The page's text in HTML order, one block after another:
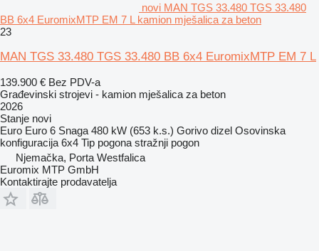
novi MAN TGS 33.480 TGS 33.480
BB 6x4 EuromixMTP EM 7 L kamion mješalica za beton
23
MAN TGS 33.480 TGS 33.480 BB 6x4 EuromixMTP EM 7 L
139.900 € Bez PDV-a
Građevinski strojevi - kamion mješalica za beton
2026
Stanje novi
Euro Euro 6 Snaga 480 kW (653 k.s.) Gorivo dizel Osovinska
konfiguracija 6x4 Tip pogona stražnji pogon
Njemačka, Porta Westfalica
Euromix MTP GmbH
Kontaktirajte prodavatelja